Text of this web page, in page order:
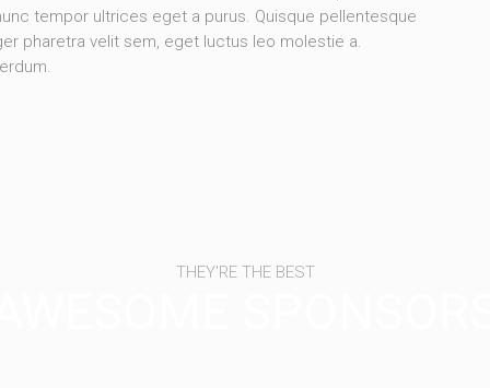
tempor ultrices eget a purus. Quisque pellentesque
pharetra velit sem, eget luctus leo molestie a.
THEY'RE THE BEST